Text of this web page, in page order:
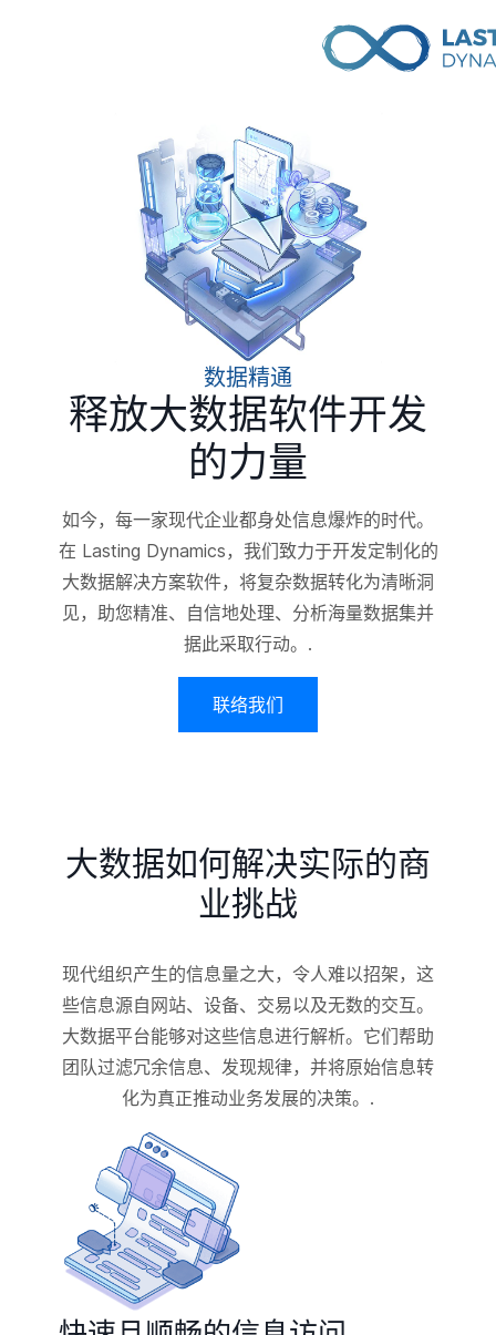
数据精通
释放大数据软件开发
的力量
如今，每一家现代企业都身处信息爆炸的时代。
在 Lasting Dynamics，我们致力于开发定制化的
大数据解决方案软件，将复杂数据转化为清晰洞
见，助您精准、自信地处理、分析海量数据集并
据此采取行动。.
联络我们
大数据如何解决实际的商
业挑战
现代组织产生的信息量之大，令人难以招架，这
些信息源自网站、设备、交易以及无数的交互。
大数据平台能够对这些信息进行解析。它们帮助
团队过滤冗余信息、发现规律，并将原始信息转
化为真正推动业务发展的决策。.